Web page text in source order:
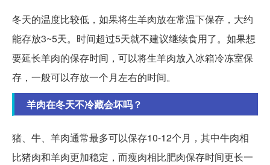
冬天的温度比较低，如果将生羊肉放在常温下保存，大约
能存放3~5天。时间超过5天就不建议继续食用了。如果想
要延长羊肉的保存时间，可以将生羊肉放入冰箱冷冻室保
存，一般可以存放一个月左右的时间。
羊肉在冬天不冷藏会坏吗？
猪、牛、羊肉通常最多可以保存10-12个月，其中牛肉相
比猪肉和羊肉更加稳定，而瘦肉相比肥肉保存时间更长一